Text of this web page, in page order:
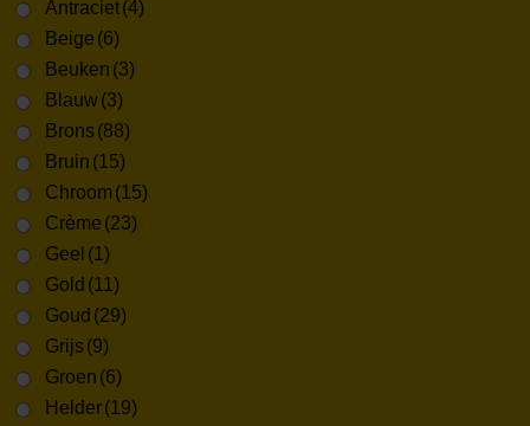
Antraciet(4)
Beige (6)
Beuken (3)
Blauw(3)
Brons (88)
Bruin (15)
Chroom (15)
Crème (23)
Geel (1)
Gold (11)
Goud (29)
Grijs (9)
Groen (6)
Helder(19)